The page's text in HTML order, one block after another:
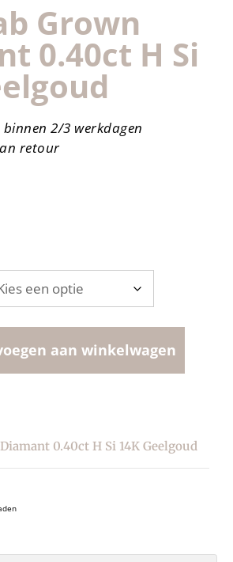
Grown
0.40ct H Si
2/3 werkdagen
retour
aan winkelwagen
0.40ct H Si 14K Geelgoud